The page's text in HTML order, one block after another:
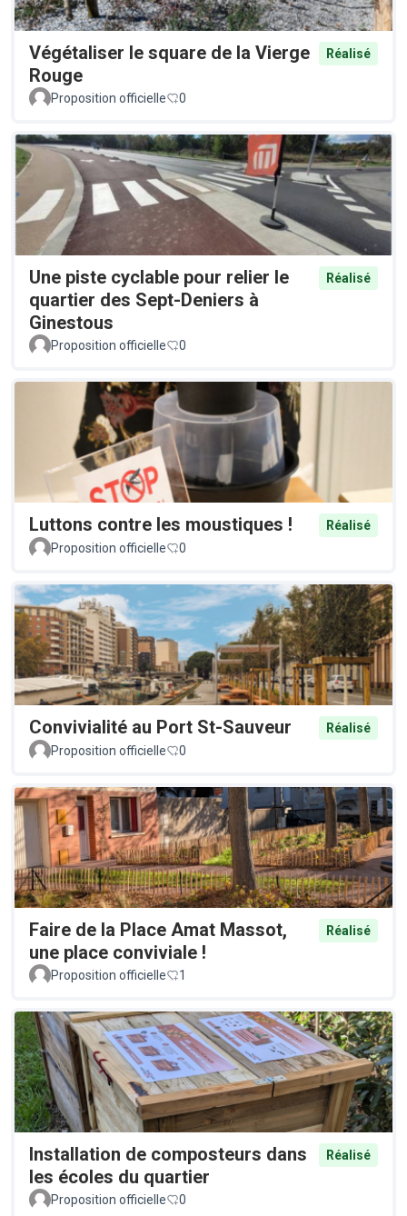
Végétaliser le square de la Vierge
Rouge
Réalisé
Proposition officielle 0
Une piste cyclable pour relier le
quartier des Sept-Deniers à
Ginestous
Réalisé
Proposition officielle 0
Luttons contre les moustiques !
Réalisé
Proposition officielle
0
Convivialité au Port St-Sauveur
Réalisé
Proposition officielle
0
Faire de la Place Amat Massot,
une place conviviale !
Réalisé
Proposition officielle 1
Installation de composteurs dans
les écoles du quartier
Réalisé
Proposition officielle 0